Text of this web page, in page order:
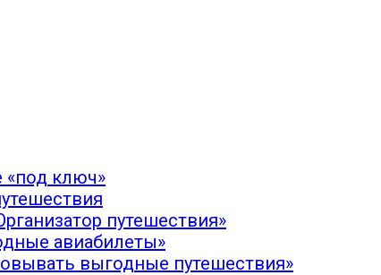
«под ключ»
путешествия»
авиабилеты»
выгодные путешествия»